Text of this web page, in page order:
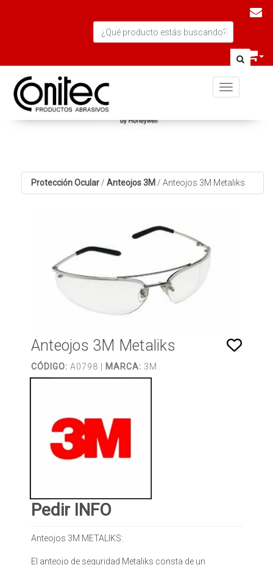
Toggle
Protección Ocular / Anteojos 3M / Anteojos 3M Metaliks
Anteojos 3M Metaliks
CÓDIGO: A0798 | MARCA: 3M
Pedir INFO
Anteojos 3M METALIKS:
El anteojo de seguridad Metaliks consta de un